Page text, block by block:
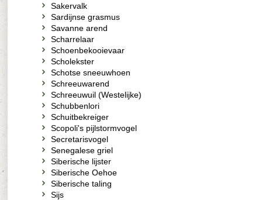
Sakervalk
Sardijnse grasmus
Savanne arend
Scharrelaar
Schoenbekooievaar
Scholekster
Schotse sneeuwhoen
Schreeuwarend
Schreeuwuil (Westelijke)
Schubbenlori
Schuitbekreiger
Scopoli's pijlstormvogel
Secretarisvogel
Senegalese griel
Siberische lijster
Siberische Oehoe
Siberische taling
Sijs